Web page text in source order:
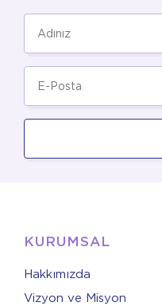
KURUMSAL
Hakkımızda
Vizyon ve Misyon